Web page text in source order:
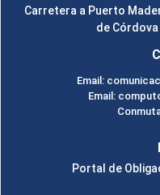
Carretera a Puerto
de Córdova
Email:
Email:
Portal de